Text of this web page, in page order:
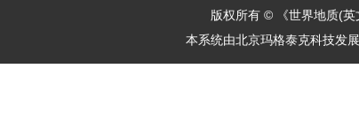
版权所有 © 《世界地质(英
本系统由北京玛格泰克科技发